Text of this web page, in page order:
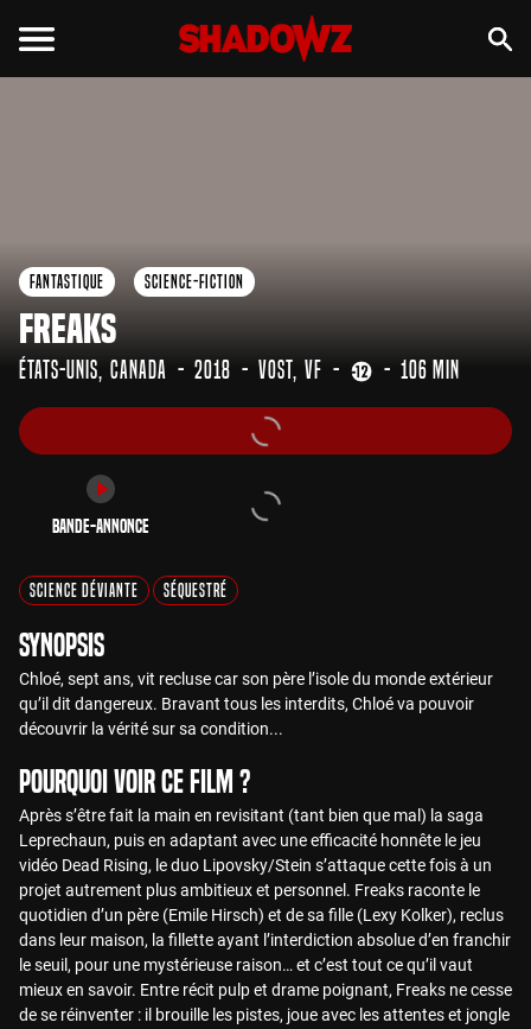
Fantastique Science-Fiction
Freaks
États-Unis Canada 2018 VOST VF 106 min
Bande-annonce
Science Déviante Séquestré
Synopsis
Chloé, sept ans, vit recluse car son père l’isole du monde extérieur
qu’il dit dangereux. Bravant tous les interdits, Chloé va pouvoir
découvrir la vérité sur sa condition...
Pourquoi voir ce film ?
Après s’être fait la main en revisitant (tant bien que mal) la saga
Leprechaun, puis en adaptant avec une efficacité honnête le jeu
vidéo Dead Rising, le duo Lipovsky/Stein s’attaque cette fois à un
projet autrement plus ambitieux et personnel. Freaks raconte le
quotidien d’un père (Emile Hirsch) et de sa fille (Lexy Kolker), reclus
dans leur maison, la fillette ayant l’interdiction absolue d’en franchir
le seuil, pour une mystérieuse raison… et c’est tout ce qu’il vaut
mieux en savoir. Entre récit pulp et drame poignant, Freaks ne cesse
de se réinventer : il brouille les pistes, joue avec les attentes et jongle